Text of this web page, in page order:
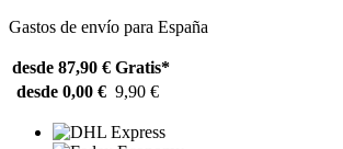
Gastos de envío para España
desde 87,90 € Gratis*
desde 0,00 € 9,90 €